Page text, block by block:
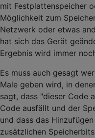
mit Festplattenspeicher
Möglichkeit zum
Netzwerk oder etwas
hat sich das Gerät
Ergebnis wird immer
Es muss auch gesagt
Male geben wird, in
sagt, dass "dieser Code
Code ausfällt und der
und dass das
zusätzlichen